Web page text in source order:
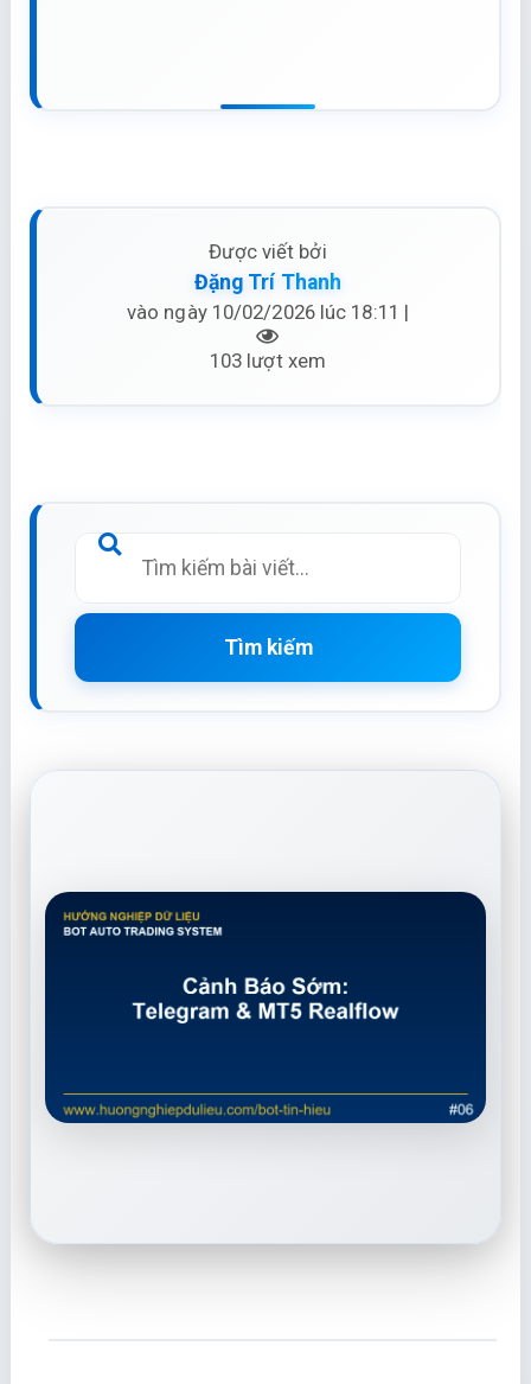
Được viết bởi
Đặng Trí Thanh
vào ngày 10/02/2026 lúc 18:11 |
103 lượt xem
Tìm kiếm